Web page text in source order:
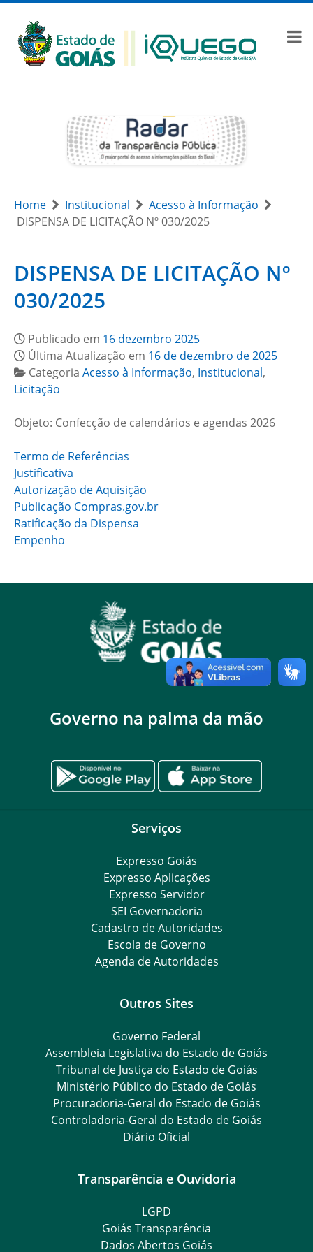
Home Institucional
Acesso à Informação
DISPENSA DE LICITAÇÃO Nº 030/2025
DISPENSA DE LICITAÇÃO Nº
030/2025
Publicado em 16 dezembro 2025
Última Atualização em 16 de dezembro de 2025
Categoria Acesso à Informação, Institucional,
Licitação
Objeto: Confecção de calendários e agendas 2026
Termo de Referências
Justificativa
Autorização de Aquisição
Publicação Compras.gov.br
Ratificação da Dispensa
Empenho
Governo na palma da mão
Serviços
Expresso Goiás
Expresso Aplicações
Expresso Servidor
SEI Governadoria
Cadastro de Autoridades
Escola de Governo
Agenda de Autoridades
Outros Sites
Governo Federal
Assembleia Legislativa do Estado de Goiás
Tribunal de Justiça do Estado de Goiás
Ministério Público do Estado de Goiás
Procuradoria-Geral do Estado de Goiás
Controladoria-Geral do Estado de Goiás
Diário Oficial
Transparência e Ouvidoria
LGPD
Goiás Transparência
Dados Abertos Goiás